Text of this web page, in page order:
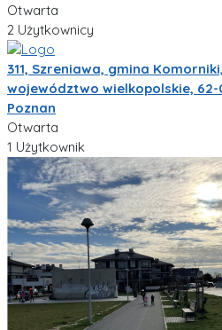
Otwarta
2 Użytkownicy
311, Szreniawa, gmina
województwo wielkopolskie, 62-
Poznan
Otwarta
1 Użytkownik